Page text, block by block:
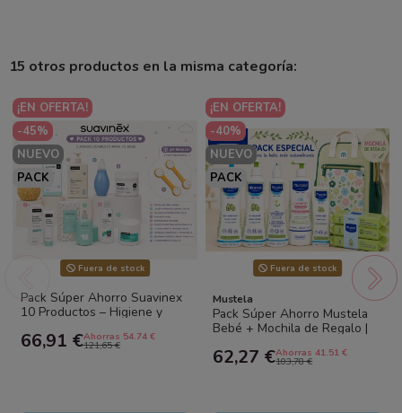
15 otros productos en la misma categoría:
¡EN OFERTA!
-45%
NUEVO
PACK
Fuera de stock
Pack Súper Ahorro Suavinex
10 Productos – Higiene y
66,91 €Ahorras 54.74 €
121,65 €
¡EN OFERTA!
-40%
NUEVO
PACK
Fuera de stock
Mustela
Pack Súper Ahorro Mustela
Bebé + Mochila de Regalo |
Cuidado...
62,27 €Ahorras 41.51 €
103,78 €